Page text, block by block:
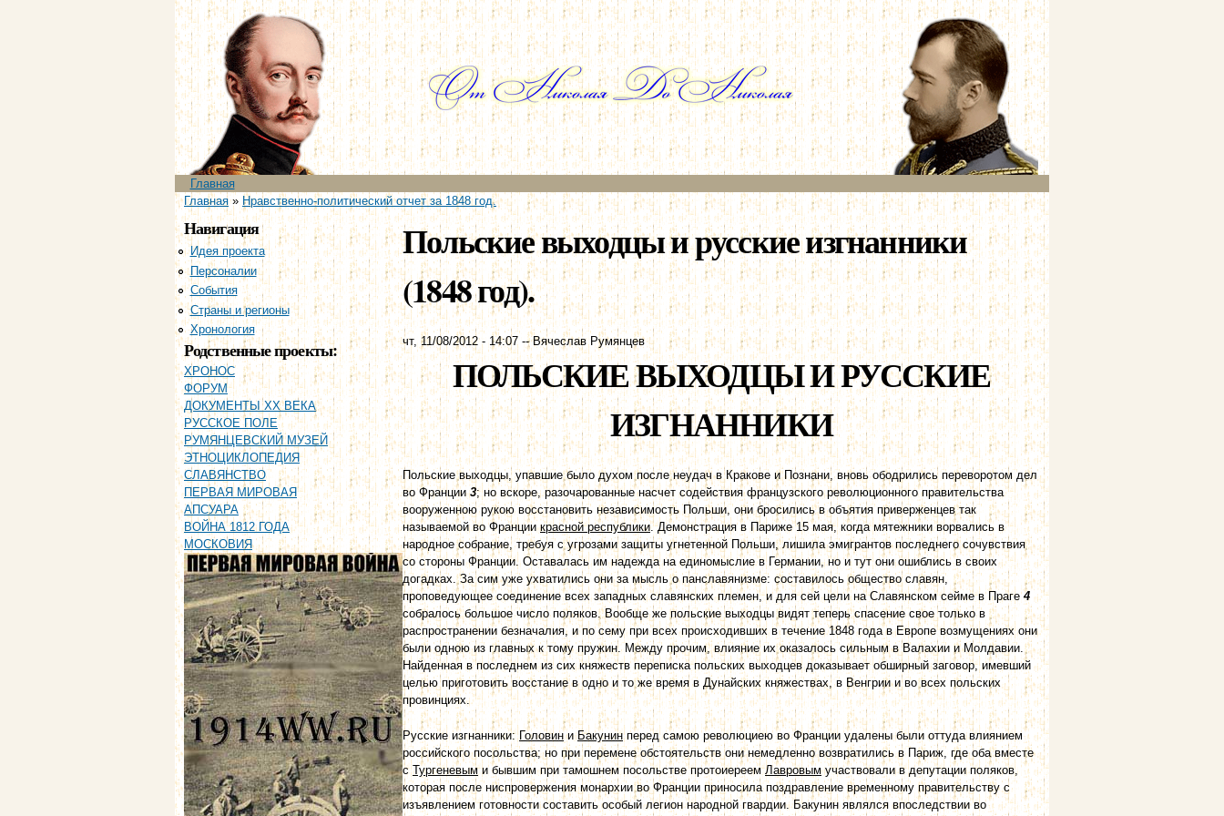
Перейти к
основному
содержанию
Главное меню
Главная
Вы здесь
Главная» Нравственно-политический отчет за 1848 год.
Навигация
Идея проекта
Персоналии
События
Страны и регионы
Хронология
Родственные проекты:
ХРОНОС
ФОРУМ
ДОКУМЕНТЫ XX ВЕКА
РУССКОЕ ПОЛЕ
РУМЯНЦЕВСКИЙ МУЗЕЙ
ЭТНОЦИКЛОПЕДИЯ
СЛАВЯНСТВО
ПЕРВАЯ МИРОВАЯ
АПСУАРА
ВОЙНА 1812 ГОДА
МОСКОВИЯ
Польские выходцы и русские изгнанники
(1848 год).
чт, 11/08/2012 - 14:07 --Вячеслав Румянцев
ПОЛЬСКИЕ ВЫХОДЦЫ И РУССКИЕ
ИЗГНАННИКИ
Польские выходцы, упавшие было духом после неудач в Кракове и Познани, вновь ободрились переворотом дел
во Франции3; но вскоре, разочарованные насчет содействия французского революционного правительства
вооруженною рукою восстановить независимость Польши, они бросились в объятия приверженцев так
называемой во Франциикрасной республики. Демонстрация в Париже 15 мая, когда мятежники ворвались в
народное собрание, требуя с угрозами защиты угнетенной Польши, лишила эмигрантов последнего сочувствия
со стороны Франции. Оставалась им надежда на единомыслие в Германии, но и тут они ошиблись в своих
догадках. За сим уже ухватились они за мысль о панславянизме: составилось общество славян,
проповедующее соединение всех западных славянских племен, и для сей цели на Славянском сейме в Праге4
собралось большое число поляков. Вообще же польские выходцы видят теперь спасение свое только в
распространении безначалия, и по сему при всех происходивших в течение 1848 года в Европе возмущениях они
были одною из главных к тому пружин. Между прочим, влияние их оказалось сильным в Валахии и Молдавии.
Найденная в последнем из сих княжеств переписка польских выходцев доказывает обширный заговор, имевший
целью приготовить восстание в одно и то же время в Дунайских княжествах, в Венгрии и во всех польских
провинциях.
Русские изгнанники:ГоловиниБакунинперед самою революциею во Франции удалены были оттуда влиянием
российского посольства; но при перемене обстоятельств они немедленно возвратились в Париж, где оба вместе
сТургеневыми бывшим при тамошнем посольстве протоиереемЛавровымучаствовали в депутации поляков,
которая после ниспровержения монархии во Франции приносила поздравление временному правительству с
изъявлением готовности составить особый легион народной гвардии. Бакунин являлся впоследствии во